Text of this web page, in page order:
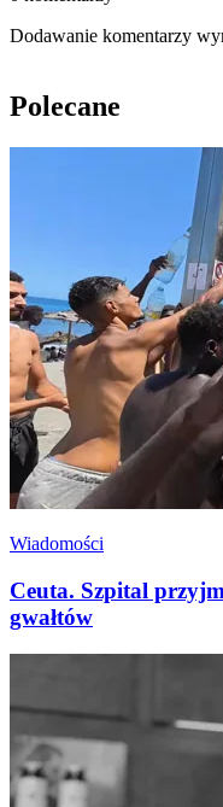
Dodawanie komentarzy
Polecane
Wiadomości
Ceuta. Szpital
gwałtów